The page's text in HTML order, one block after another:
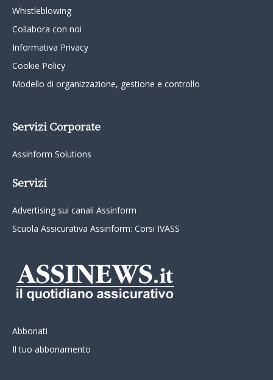
Whistleblowing
Collabora con noi
Informativa Privacy
Cookie Policy
Modello di organizzazione, gestione e controllo
Servizi Corporate
Assinform Solutions
Servizi
Advertising sui canali Assinform
Scuola Assicurativa Assinform: Corsi IVASS
Abbonati
Il tuo abbonamento